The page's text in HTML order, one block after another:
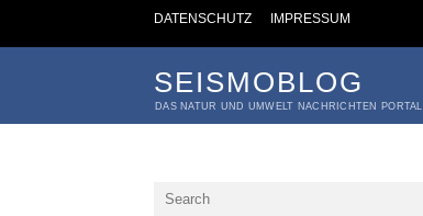
DATENSCHUTZ IMPRESSUM
SEISMOBLOG
DAS NATUR UND UMWELT NACHRICHTEN PORTAL